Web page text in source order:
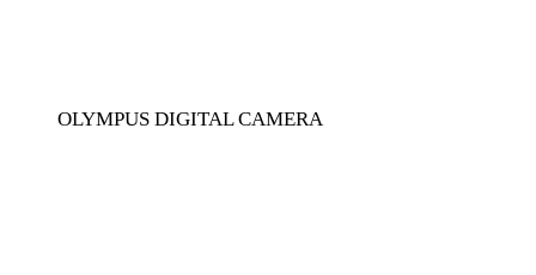
OLYMPUS DIGITAL CAMERA